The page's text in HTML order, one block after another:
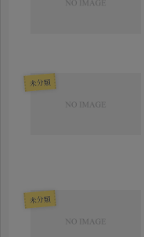
未分類
未分類